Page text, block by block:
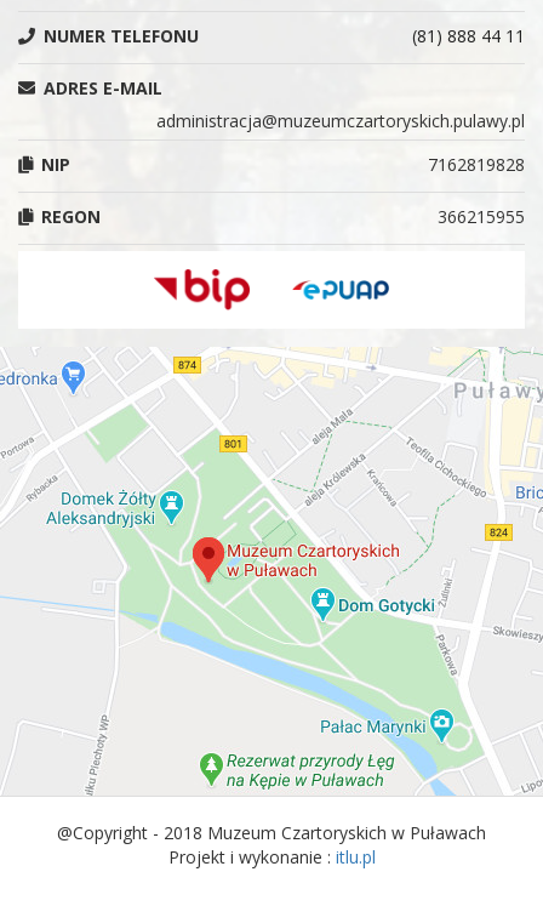
NUMER TELEFONU (81) 888 44 11
ADRES E-MAIL
administracja@muzeumczartoryskich.pulawy.pl
NIP
7162819828
REGON 366215955
@Copyright - 2018 Muzeum Czartoryskich w Puławach
Projekt i wykonanie : itlu.pl